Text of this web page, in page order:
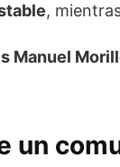
,
Manuel
un